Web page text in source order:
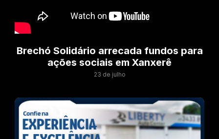
Brechó Solidário arrecada fundos para
ações sociais em Xanxerê
23 de julho